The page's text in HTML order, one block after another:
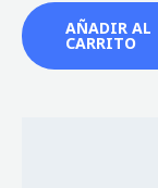
de
5
AÑADIR AL
CARRITO